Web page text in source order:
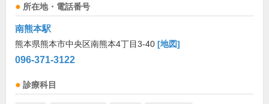
所在地・電話番号
南熊本駅
熊本県熊本市中央区南熊本4丁目3-40 [地図]
096-371-3122
診療科目